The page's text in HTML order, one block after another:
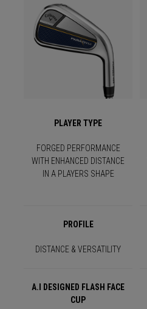
PLAYER TYPE
FORGED PERFORMANCE
WITH ENHANCED DISTANCE
IN A PLAYERS SHAPE
PROFILE
DISTANCE & VERSATILITY
A.I DESIGNED FLASH FACE
CUP